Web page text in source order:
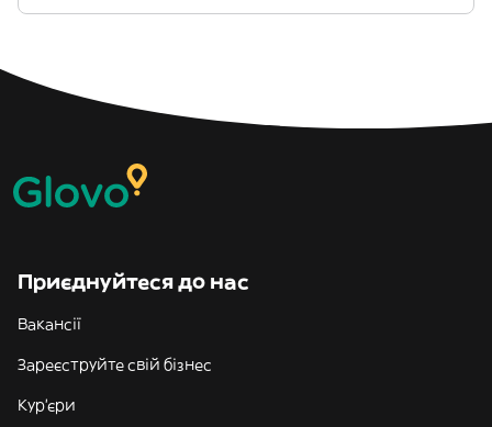
Приєднуйтеся до нас
Вакансії
Зареєструйте свій бізнес
Кур'єри